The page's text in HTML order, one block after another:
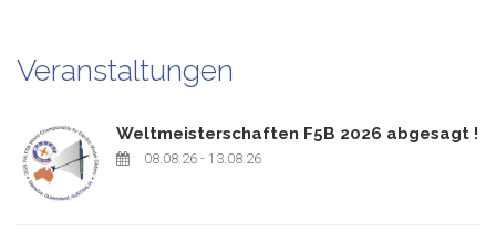
Veranstaltungen
Weltmeisterschaften F5B 2026 abgesagt !
08.08.26 - 13.08.26